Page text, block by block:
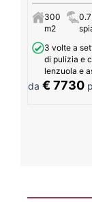
300
m2
3 volte a
di pulizia e
lenzuola e
da € 7730